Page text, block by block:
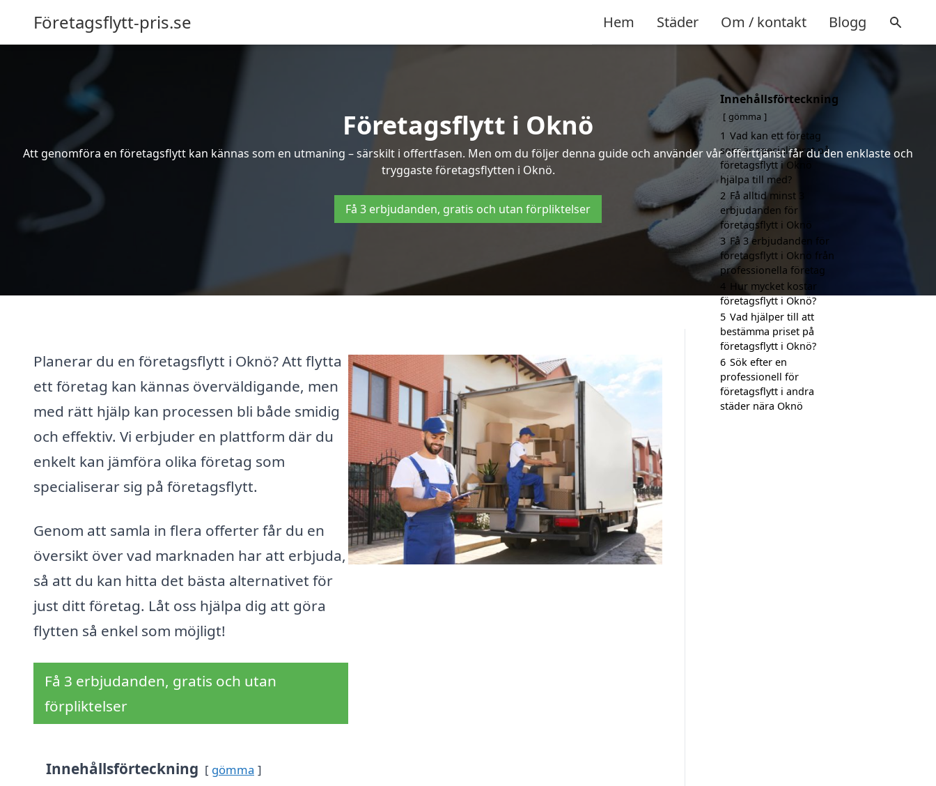
Företagsflytt-pris.se Hem Städer Om / kontakt Blogg
Företagsflytt i Oknö
Att genomföra en företagsflytt kan kännas som en utmaning – särskilt i offertfasen. Men om du följer denna guide och använder vår offerttjänst får du den enklaste och
tryggaste företagsflytten i Oknö.
Få 3 erbjudanden, gratis och utan förpliktelser
Planerar du en företagsflytt i Oknö? Att flytta
ett företag kan kännas överväldigande, men
med rätt hjälp kan processen bli både smidig
och effektiv. Vi erbjuder en plattform där du
enkelt kan jämföra olika företag som
specialiserar sig på företagsflytt.
Genom att samla in flera offerter får du en
översikt över vad marknaden har att erbjuda,
så att du kan hitta det bästa alternativet för
just ditt företag. Låt oss hjälpa dig att göra
flytten så enkel som möjligt!
Få 3 erbjudanden, gratis och utan
förpliktelser
Innehållsförteckning gömma
Innehållsförteckning
gömma
1 Vad kan ett företag
som är specialiserat på
företagsflytt i Oknö
hjälpa till med?
2 Få alltid minst 3
erbjudanden för
företagsflytt i Oknö
3 Få 3 erbjudanden för
företagsflytt i Oknö från
professionella företag
Hur mycket kostar
företagsflytt i Oknö?
5 Vad hjälper till att
bestämma priset på
företagsflytt i Oknö?
6 Sök efter en
professionell för
företagsflytt i andra
städer nära Oknö